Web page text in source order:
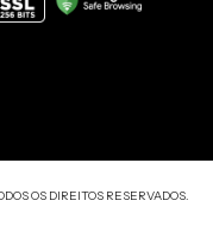
OS DIREITOS RESERVADOS.